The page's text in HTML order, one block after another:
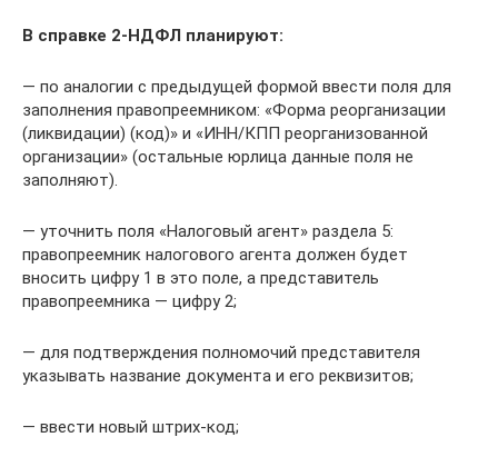
В справке 2-НДФЛ планируют:
— по аналогии с предыдущей формой ввести поля для
заполнения правопреемником: «Форма реорганизации
(ликвидации) (код)» и «ИНН/КПП реорганизованной
организации» (остальные юрлица данные поля не
заполняют).
— уточнить поля «Налоговый агент» раздела 5:
правопреемник налогового агента должен будет
вносить цифру 1 в это поле, а представитель
правопреемника — цифру 2;
— для подтверждения полномочий представителя
указывать название документа и его реквизитов;
— ввести новый штрих-код;